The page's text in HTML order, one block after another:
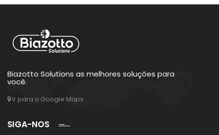
Biazotto Solutions as melhores soluções para
você.
Ir para o Google Maps
SIGA-NOS